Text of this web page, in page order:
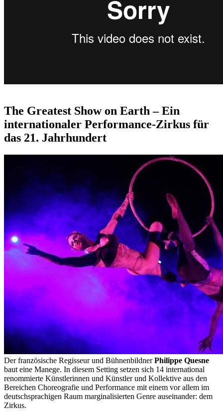
The Greatest Show on Earth – Ein
internationaler Performance-Zirkus für
das 21. Jahrhundert
Der französische Regisseur und BühnenbildnerPhilippe Quesne
baut eine Manege. In diesem Setting setzen sich 14 international
renommierte Künstlerinnen und Künstler und Kollektive aus den
Bereichen Choreografie und Performance mit einem vor allem im
deutschsprachigen Raum marginalisierten Genre auseinander: dem
Zirkus.